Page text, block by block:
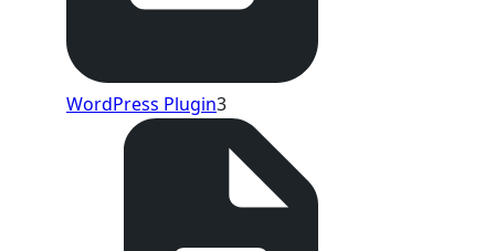
WordPress Plugin3